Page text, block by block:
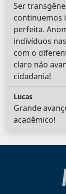
Ser
continuemos
perfeita.
indivíduos
com o
claro não
cidadania!
Lucas
Grande
acadêmico!